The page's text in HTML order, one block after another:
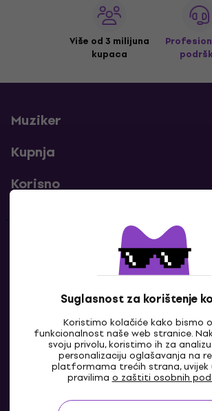
Suglasnost za korištenje
Koristimo kolačiće kako bismo
funkcionalnost naše web stranice.
svoju privolu, koristimo ih za
personalizaciju oglašavanja na
platformama trećih strana, uvijek
pravilima o zaštiti osobnih
Više od 3 milijuna
kupaca
Muziker
Kupnja
Korisno
Kontakti
Javi nam se